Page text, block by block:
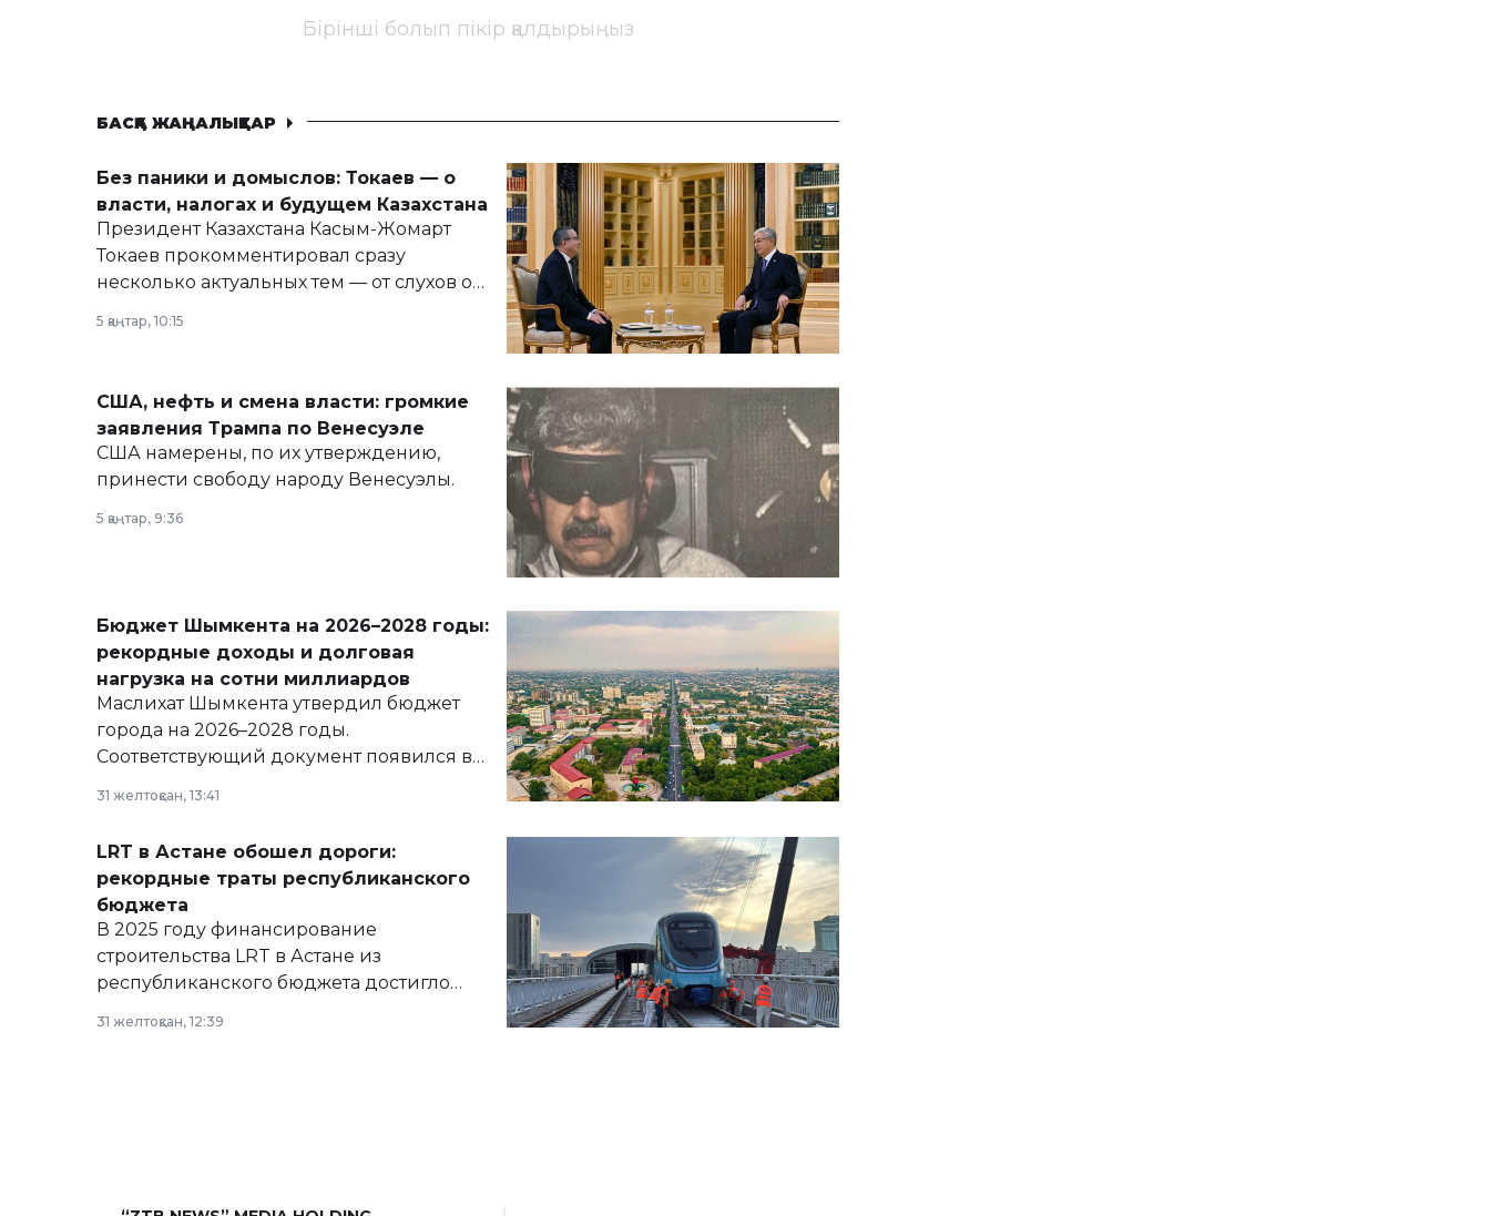
Бірінші болып пікір қалдырыңыз
БАСҚА ЖАҢАЛЫҚТАР
Без паники и домыслов: Токаев — о
власти, налогах и будущем Казахстана
Президент Казахстана Касым-Жомарт
Токаев прокомментировал сразу
несколько актуальных тем — от слухов о
армии, экономики и личного здоровья.
5 қаңтар, 10:15
США, нефть и смена власти: громкие
заявления Трампа по Венесуэле
США намерены, по их утверждению,
принести свободу народу Венесуэлы.
5 қаңтар, 9:36
Бюджет Шымкента на 2026–2028 годы:
рекордные доходы и долговая
нагрузка на сотни миллиардов
Маслихат Шымкента утвердил бюджет
города на 2026–2028 годы.
Соответствующий документ появился в
сайте маслихат города.
31 желтоқсан, 13:41
LRT в Астане обошел дороги:
рекордные траты республиканского
бюджета
В 2025 году финансирование
строительства LRT в Астане из
республиканского бюджета достигло
31 желтоқсан, 12:39